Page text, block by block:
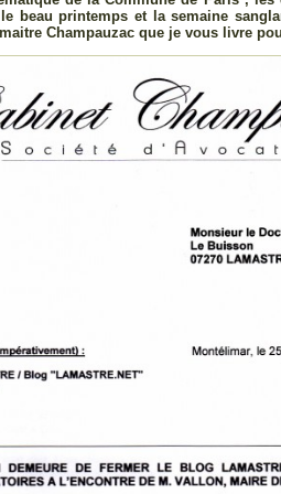
beau printemps et la semaine
Champauzac que je vous livre